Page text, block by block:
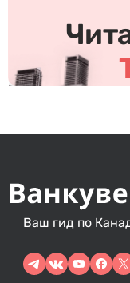
Ваш гид по